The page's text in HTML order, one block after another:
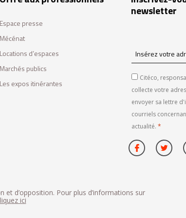
Espace presse
Mécénat
Locations d’espaces
Marchés publics
Les expos itinérantes
newsletter
Insérez
votre
adresse
email
Citéco,
collecte votre
envoyer sa lettre
courriels
actualité. *
et d’opposition. Pour plus d’informations sur
ici